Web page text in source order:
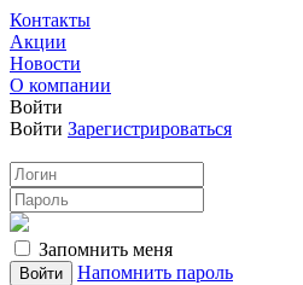
Контакты
Акции
Новости
О компании
Войти
Войти Зарегистрироваться
Запомнить меня
Напомнить пароль